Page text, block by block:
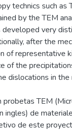
technics such as
by the TEM
very
after the
of representative
of the
dislocations in
TEM
ingles) de
de este